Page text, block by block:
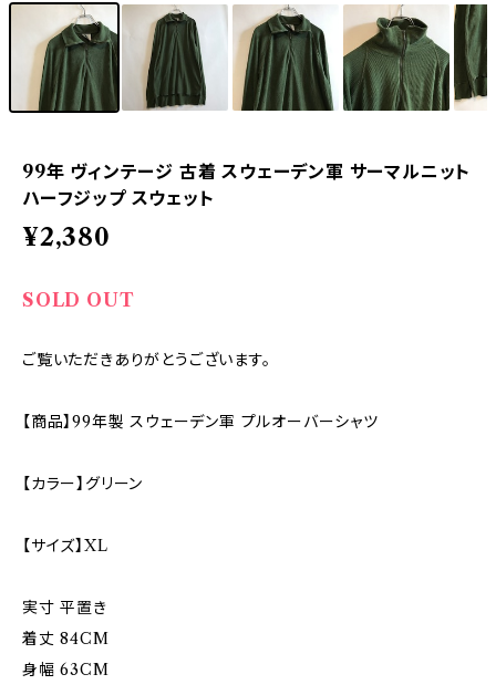
99年 ヴィンテージ 古着 スウェーデン軍 サーマルニット
ハーフジップ スウェット
¥2,380
SOLD OUT
ご覧いただきありがとうございます。
【商品】99年製 スウェーデン軍 プルオーバーシャツ
【カラー】グリーン
【サイズ】XL
実寸 平置き
着丈 84CM
身幅 63CM